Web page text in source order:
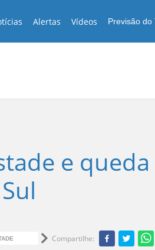
Alertas Vídeos Previsão do
e
RAIOS
Compartilhe: